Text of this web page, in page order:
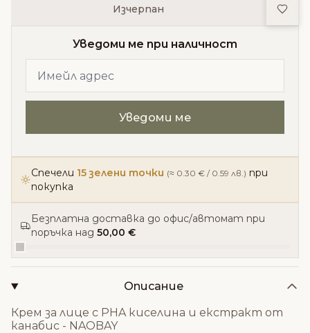
Изчерпан
Уведоми ме при наличност
Спечели 15 зелени точки (≈ 0.30 € / 0.59 лв.) при
покупка
Безплатна доставка до офис/автомат при
поръчка над 50,00 €
Описание
Крем за лице с PHA киселина и екстракт от
канабис - NAOBAY